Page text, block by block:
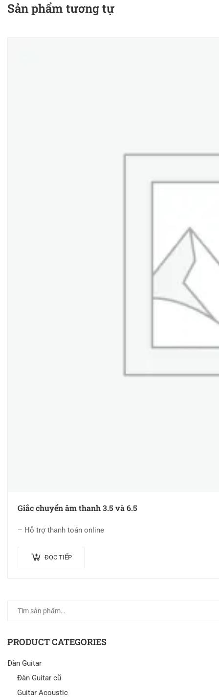
Sản phẩm tương tự
Giắc chuyển âm thanh 3.5 và 6.5
– Hỗ trợ thanh toán online
ĐỌC TIẾP
PRODUCT CATEGORIES
Đàn Guitar
Đàn Guitar cũ
Guitar Acoustic